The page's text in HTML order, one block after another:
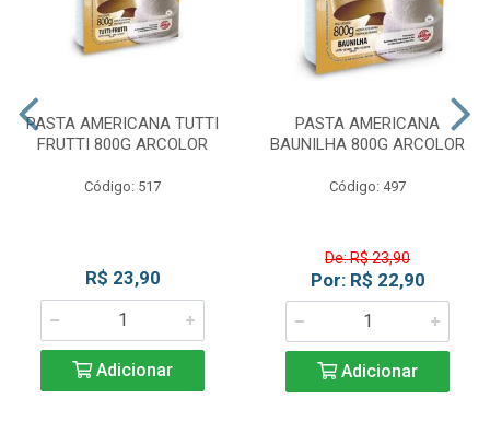
PASTA AMERICANA TUTTI
FRUTTI 800G ARCOLOR
Código: 517
R$ 23,90
Adicionar
PASTA AMERICANA
BAUNILHA 800G ARCOLOR
Código: 497
De: R$ 23,90
Por: R$ 22,90
Adicionar